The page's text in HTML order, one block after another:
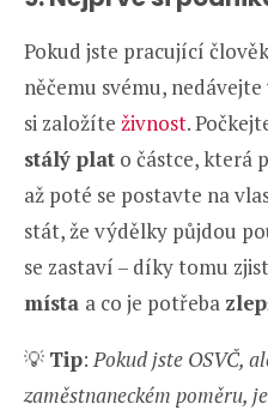
Pokud jste pracující
něčemu svému,
si založíte živnost.
stálý plat o částce, která
až poté se postavte na
stát, že výdělky půjdou
se zastaví – díky tomu
místa a co je potřeba
💡 Tip:Pokud jste OSVČ,
zaměstnaneckém poměru,